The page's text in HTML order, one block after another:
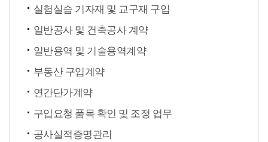
실험실습 기자재 및 교구재 구입
일반공사 및 건축공사 계약
일반용역 및 기술용역계약
부동산 구입계약
연간단가계약
구입요청 품목 확인 및 조정 업무
공사실적증명관리